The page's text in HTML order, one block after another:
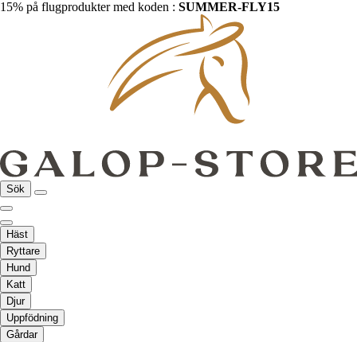
15% på flugprodukter med koden : SUMMER-FLY15
Sök
Häst
Ryttare
Hund
Katt
Djur
Uppfödning
Gårdar